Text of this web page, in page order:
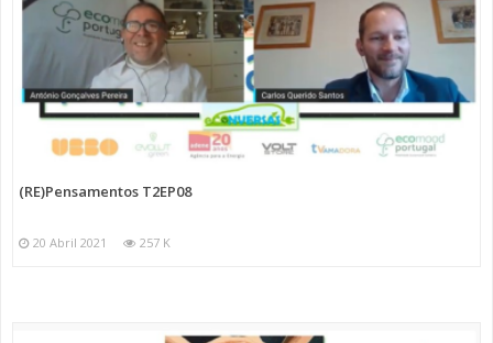
(RE)Pensamentos T2EP08
20 Abril 2021 257 K